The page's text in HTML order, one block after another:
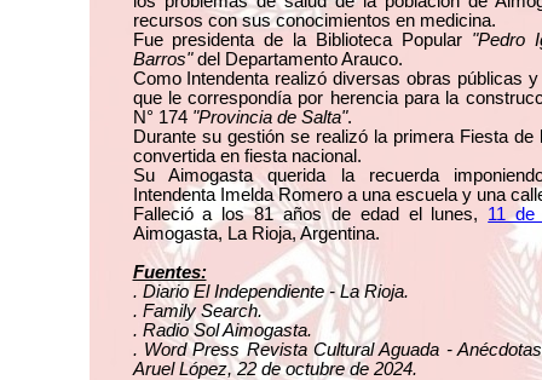
recursos con sus conocimientos en medicina.
Fue presidenta de la Biblioteca Popular "Pedro
Barros"del Departamento Arauco.
Como Intendenta realizó diversas obras públicas
que le correspondía por herencia para la
N° 174 "Provincia de Salta".
Durante su gestión se realizó la primera Fiesta de
convertida en fiesta nacional.
Su Aimogasta querida la recuerda
Intendenta Imelda Romero a una escuela y una
Falleció a los 81 años de edad el lunes, 11 de
Aimogasta, La Rioja, Argentina.
Fuentes:
. Diario El Independiente - La Rioja.
. Family Search.
. Radio Sol Aimogasta.
. Word Press Revista Cultural Aguada -
Aruel López, 22 de octubre de 2024.